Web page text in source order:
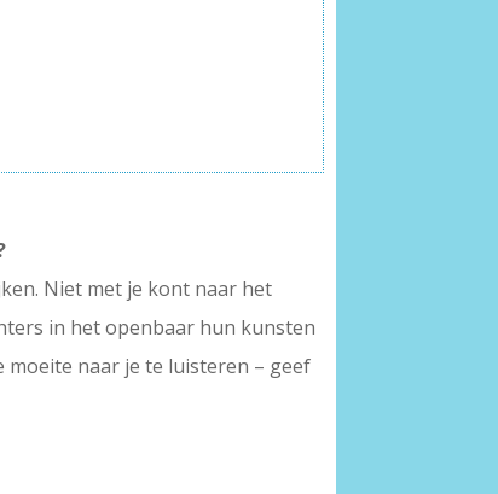
Niet met je kont naar het
in het openbaar hun kunsten
moeite naar je te luisteren – geef